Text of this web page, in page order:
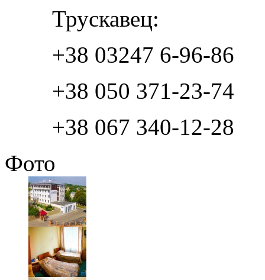
Трускавец:
+38 03247 6-96-86
+38 050 371-23-74
+38 067 340-12-28
Фото